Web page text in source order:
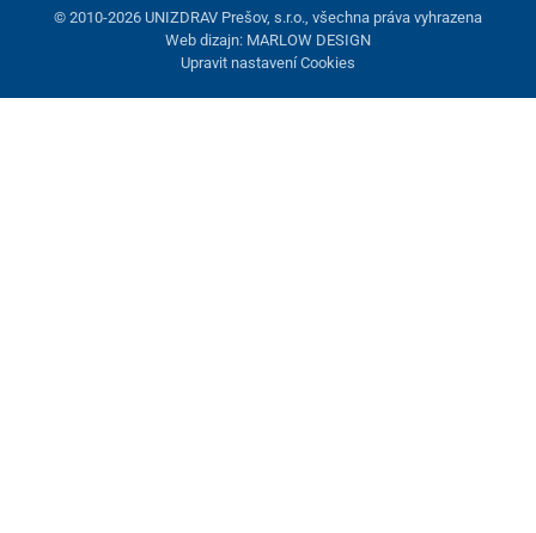
© 2010-2026 UNIZDRAV Prešov, s.r.o., všechna práva vyhrazena
Web dizajn: MARLOW DESIGN
Upravit nastavení Cookies